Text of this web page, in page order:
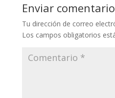
Enviar comentario
Tu dirección de correo
Los campos obligatorios